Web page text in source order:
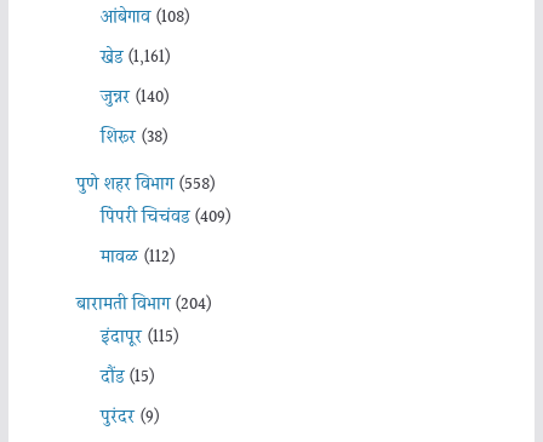
आंबेगाव(108)
खेड(1,161)
जुन्नर(140)
शिरूर(38)
पुणे शहर विभाग(558)
पिंपरी चिचंवड(409)
मावळ(112)
बारामती विभाग(204)
इंदापूर(115)
दौंड(15)
पुरंदर(9)